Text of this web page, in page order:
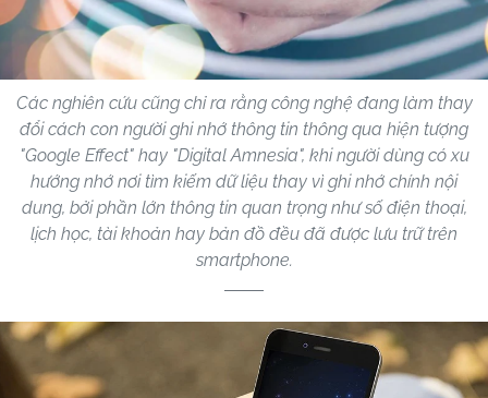
Các nghiên cứu cũng chỉ ra rằng công nghệ đang làm thay
đổi cách con người ghi nhớ thông tin thông qua hiện tượng
"Google Effect" hay "Digital Amnesia", khi người dùng có xu
hướng nhớ nơi tìm kiếm dữ liệu thay vì ghi nhớ chính nội
dung, bởi phần lớn thông tin quan trọng như số điện thoại,
lịch học, tài khoản hay bản đồ đều đã được lưu trữ trên
smartphone.